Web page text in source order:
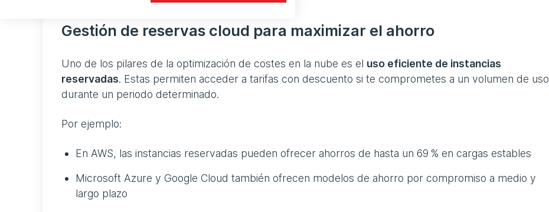
Gestión de reservas cloud para maximizar el ahorro
Uno de los pilares de la optimización de costes en la nube es el uso eficiente de instancias
reservadas. Estas permiten acceder a tarifas con descuento si te comprometes a un volumen de uso
durante un periodo determinado.
Por ejemplo:
En AWS, las instancias reservadas pueden ofrecer ahorros de hasta un 69 % en cargas estables
Microsoft Azure y Google Cloud también ofrecen modelos de ahorro por compromiso a medio y
largo plazo